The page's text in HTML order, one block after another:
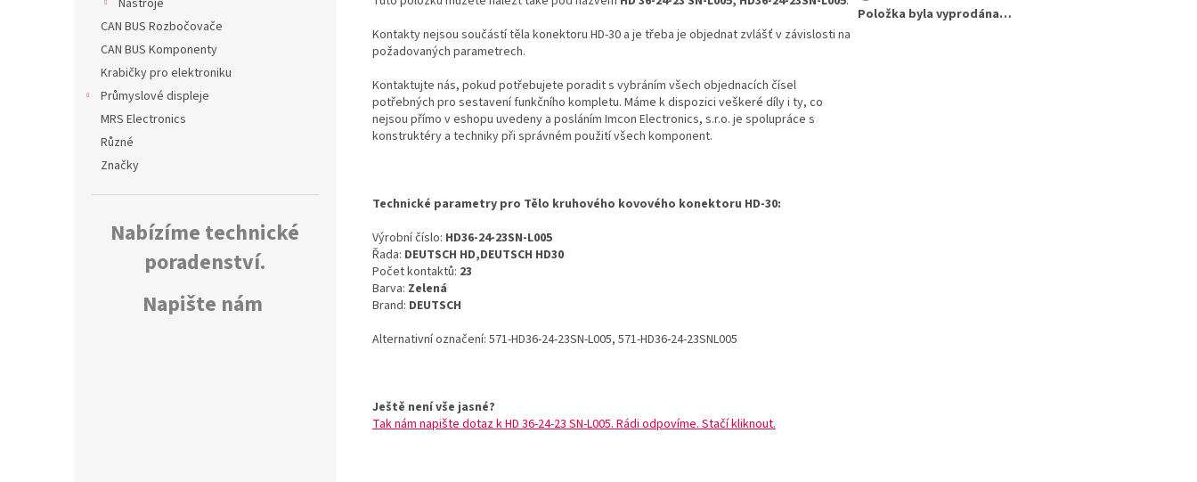
Nástroje
CAN BUS Rozbočovače
CAN BUS Komponenty
Krabičky pro elektroniku
Průmyslové displeje
MRS Electronics
Různé
Značky
Nabízíme technické
poradenství.
Napište nám
Kontakty nejsou součástí těla konektoru HD-30 a je třeba je objednat zvlášť v závislosti na
požadovaných parametrech.
Kontaktujte nás, pokud potřebujete poradit s vybráním všech objednacích čísel
potřebných pro sestavení funkčního kompletu. Máme k dispozici veškeré díly i ty, co
nejsou přímo v eshopu uvedeny a posláním Imcon Electronics, s.r.o. je spolupráce s
konstruktéry a techniky při správném použití všech komponent.
Technické parametry pro Tělo kruhového kovového konektoru HD-30:
Výrobní číslo: HD36-24-23SN-L005
Řada: DEUTSCH HD,DEUTSCH HD30
Počet kontaktů: 23
Barva: Zelená
Brand: DEUTSCH
Alternativní označení: 571-HD36-24-23SN-L005, 571-HD36-24-23SNL005
Ještě není vše jasné?
Tak nám napište dotaz k HD 36-24-23 SN-L005. Rádi odpovíme. Stačí kliknout.
Položka byla vyprodána…